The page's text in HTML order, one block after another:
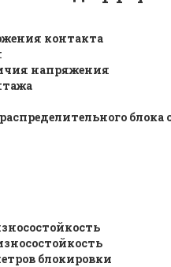
контакта
напряжения
блока
блокировки